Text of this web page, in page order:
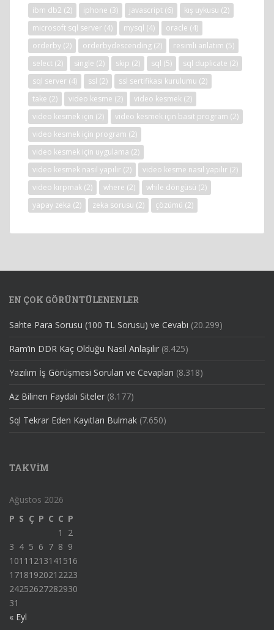
ibm db2 (2) iphone (3) javascript (6) kış uykusu (2)
microsoft sql server (4) mysql (4) oracle (4)
orderby (2) orderbydescending (2) resimli anlatım (5)
select (2) single (2) skip (2) sql (5) sql duplicate (2)
sql server (4) ssl (2) ssl sertifikası kurulumu (2)
take (2) video kesme (2) video kesmek (2)
video kesmek için (2) video kesmek için basit program (2)
video kesmek için program (2)
video kesmek için uygulama (2)
video kesmek nasıl yapılır (2) video kesme nasıl yapılır (2)
video kırpmak (2) where (2) while döngüsü (2)
yapay zeka (2) zeka sorusu (2) çözümü (2)
EN ÇOK GÖRÜNTÜLENENLER
Sahte Para Sorusu (100 TL Sorusu) ve Cevabı (20.299)
Ram’in DDR Kaç Olduğu Nasıl Anlaşılır (8.425)
Yazılım İş Görüşmesi Soruları ve Cevapları (8.318)
Az Bilinen Faydalı Siteler (8.177)
Sql Tekrar Eden Kayıtları Bulmak (7.650)
TAKVIM
Ağustos 2026
P S Ç P C C P
1
2
3 4 5 6 7 8 9
1011 1213141516
1718192021 2223
24252627282930
31
« Eyl